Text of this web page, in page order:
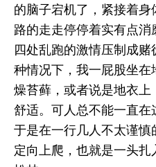
的脑子宕机了，紧接着
路的走走停停着实有点
四处乱跑的激情压制成
种情况下，我一屁股坐
燥苔藓，或者说是地衣上
舒适。可人总不能一直在
于是在一行几人不太谨
定向上爬，也就是一头